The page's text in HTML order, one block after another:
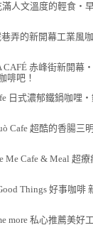
滿人文溫度的輕食
巷弄的新開幕工業
CAFÉ 赤峰街新開
啡吧！
日式濃郁鐵鍋咖
Cafe 超酷的香腸
Me Cafe & Meal 超
Things 好事咖
more 私心推薦美